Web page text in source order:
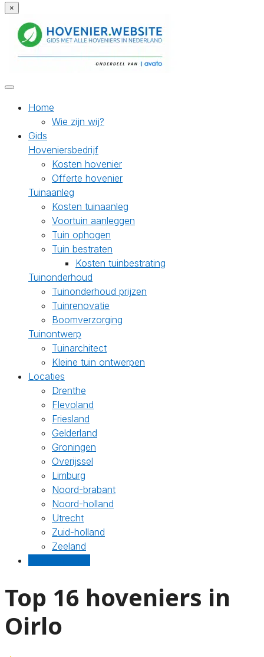
×
Home
Wie zijn wij?
Gids
Hoveniersbedrijf
Kosten hovenier
Offerte hovenier
Tuinaanleg
Kosten tuinaanleg
Voortuin aanleggen
Tuin ophogen
Tuin bestraten
Kosten tuinbestrating
Tuinonderhoud
Tuinonderhoud prijzen
Tuinrenovatie
Boomverzorging
Tuinontwerp
Tuinarchitect
Kleine tuin ontwerpen
Locaties
Drenthe
Flevoland
Friesland
Gelderland
Groningen
Overijssel
Limburg
Noord-brabant
Noord-holland
Utrecht
Zuid-holland
Zeeland
Top 16 hoveniers in
Oirlo